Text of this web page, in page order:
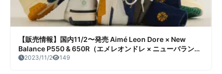
【販売情報】国内11/2〜発売 Aimé Leon Dore × New
Balance P550 & 650R（エメレオンドレ × ニューバランス
P550 & 650R） 販売/定価/店舗まとめ
2023/11/2 149